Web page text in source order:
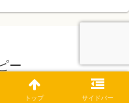
ー
ピー.
トップ サイドバー